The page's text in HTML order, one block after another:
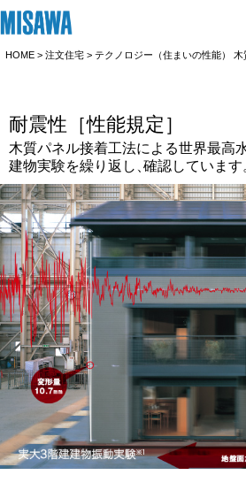
建てる [注文住宅]
商品ラインアップ
デザイン
テクノロジー（住まいの性能）
建築事例・建築実例
デザイナーズギャラリー
インテリア
住まいづくりガイド
土地活用
個人のお客さま
賃貸住宅
賃貸併用住宅
店舗・各種施設
土地活用モデルルーム見学
土地活用実例
法人のお客さま
リフォーム
戸建て・マンション
ミサワリフォームとは
リフォームの流れ
リフォームメニュー
リフォーム事例
まちづくり
複合開発・投資開発
複合開発事業（ASMACI-アスマチ-
再開発・官民連携事業
分譲マンション開発事業
オーナーサポート
サポートメニュー
住まいるりんぐ（ロングサポート）
保証制度
企業・IR情報
企業・IR
展示場・ イベント情報
カタログ請求
HOME > 注文住宅 > テクノロジー（住まいの性能） 木
耐震性［性能規定］
木質パネル接着工法による世界最高
建物実験を繰り返し 確認しています